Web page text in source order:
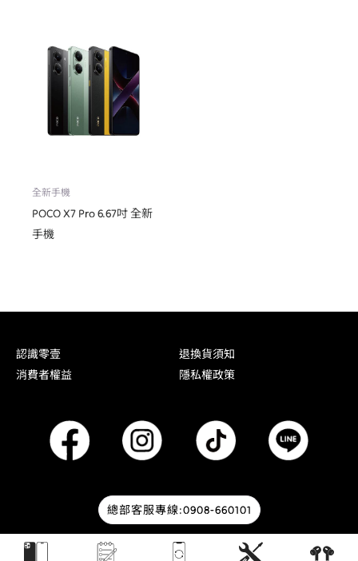
全新手機
POCO X7 Pro 6.67吋 全新
手機
認識零壹
退換貨須知
消費者權益
隱私權政策
總部客服專線:0908-660101
© 2026 零壹通訊 | Designed by HOWMAI Tech .